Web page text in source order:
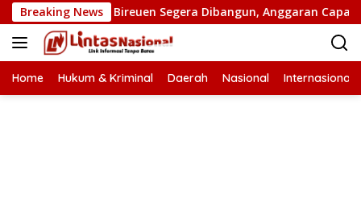
Langsung
ke
konten
Breaking News
Putus di Bireuen Segera Dibangun, Anggaran Capai 500 M
Home Hukum & Kriminal Daerah Nasional Internasional